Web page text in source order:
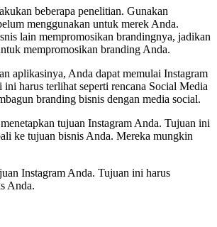
beberapa penelitian. Gunakan
menggunakan untuk merek Anda.
lain mempromosikan brandingnya, jadikan
mempromosikan branding Anda.
aplikasinya, Anda dapat memulai Instagram
ini harus terlihat seperti rencana Social Media
branding bisnis dengan media social.
tujuan Instagram Anda. Tujuan ini
ke tujuan bisnis Anda. Mereka mungkin
Instagram Anda. Tujuan ini harus
Anda.